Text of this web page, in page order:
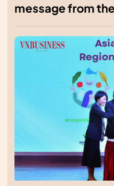
message from